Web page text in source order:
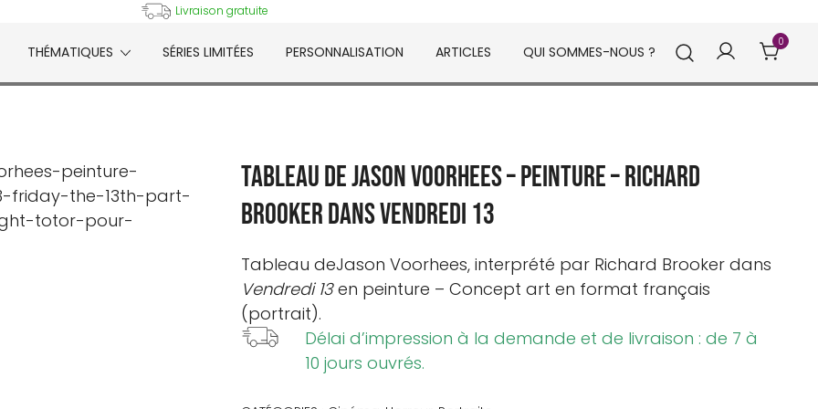
Livraison gratuite
THÉMATIQUES SÉRIES LIMITÉES PERSONNALISATION ARTICLES QUI SOMMES-NOUS ?
0
Tableau de Jason Voorhees – Peinture – Richard
Brooker dans Vendredi 13
Tableau deJason Voorhees, interprété par Richard Brooker dans
Vendredi 13en peinture – Concept art en format français
(portrait).
Délai d’impression à la demande et de livraison : de 7 à
10 jours ouvrés.